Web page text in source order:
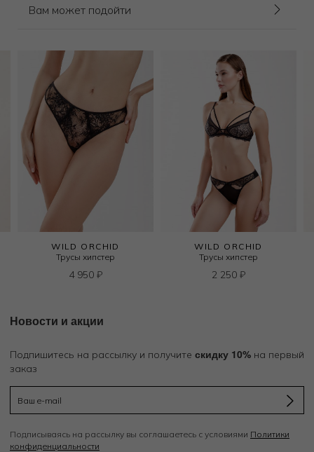
Вам может подойти
WILD ORCHID
Трусы хипстер
4 950 ₽
WILD ORCHID
Трусы хипстер
2 250 ₽
Новости и акции
Подпишитесь на рассылку и получите скидку 10% на первый
заказ
Подписываясь на рассылку вы соглашаетесь с условиями Политики
конфиденциальности